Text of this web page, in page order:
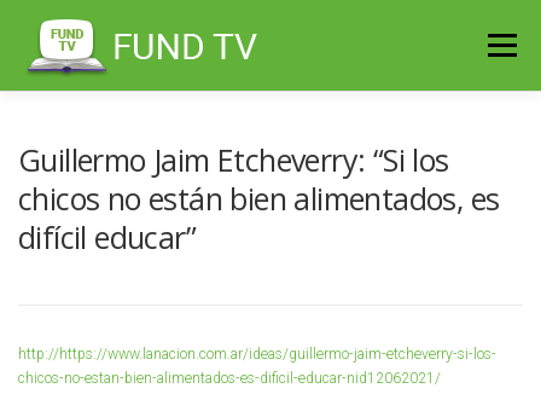
contenido
Menú
Guillermo Jaim Etcheverry: “Si los
chicos no están bien alimentados, es
difícil educar”
http://https://www.lanacion.com.ar/ideas/guillermo-jaim-etcheverry-si-los-
chicos-no-estan-bien-alimentados-es-dificil-educar-nid12062021/